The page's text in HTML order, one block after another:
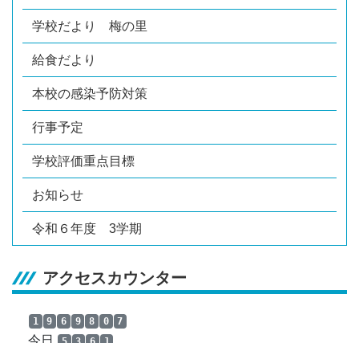
学校だより 梅の里
給食だより
本校の感染予防対策
行事予定
学校評価重点目標
お知らせ
令和６年度 3学期
アクセスカウンター
1 9 6 9 8 0 7
今日